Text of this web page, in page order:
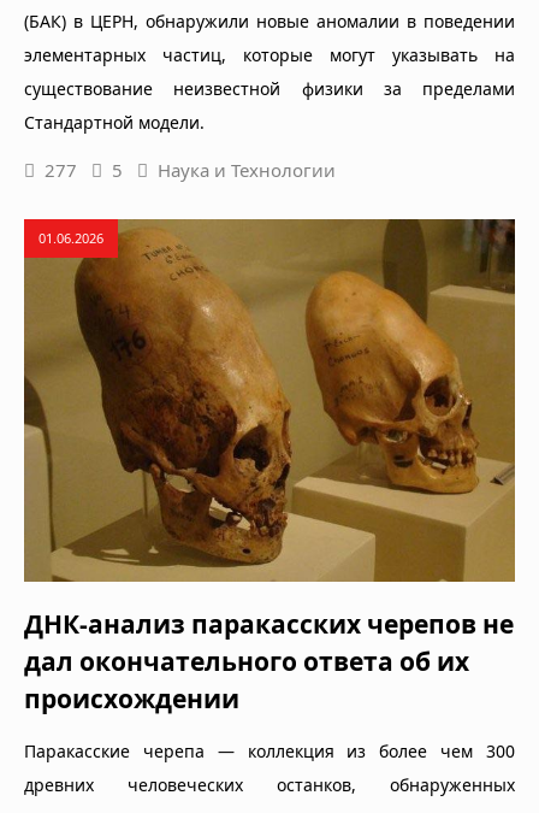
(БАК) в ЦЕРН, обнаружили новые аномалии в поведении
элементарных частиц, которые могут указывать на
существование неизвестной физики за пределами
Стандартной модели.
277 5 Наука и Технологии
01.06.2026
ДНК-анализ паракасских черепов не
дал окончательного ответа об их
происхождении
Паракасские черепа — коллекция из более чем 300
древних человеческих останков, обнаруженных